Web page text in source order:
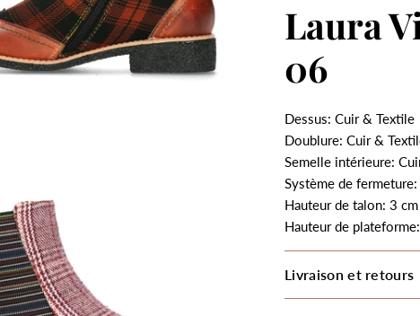
Laura
06
Dessus: Cuir & Textile
Doublure: Cuir &
Semelle intérieure:
Système de
Hauteur de talon: 3 cm
Hauteur de
Livraison et retours